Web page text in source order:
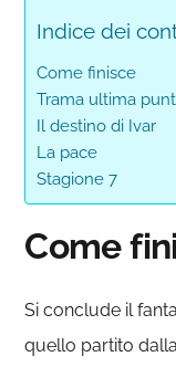
Indice dei
Come finisce
Trama ultima
Il destino di Ivar
La pace
Stagione 7
Come
Si conclude il
quello partito